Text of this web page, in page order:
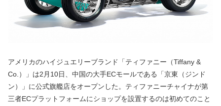
アメリカのハイジュエリーブランド「ティファニー（Tiffany &
Co.）」は2月10日、中国の大手ECモールである「京東（ジンド
ン）」に公式旗艦店をオープンした。ティファニーチャイナが第
三者ECプラットフォームにショップを設置するのは初めてのこと